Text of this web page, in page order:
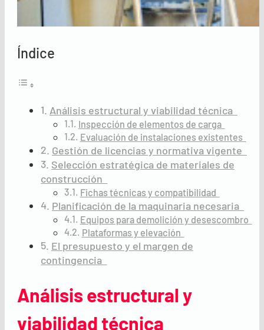
Índice
Análisis estructural y viabilidad técnica
Inspección de elementos de carga
Evaluación de instalaciones existentes
Gestión de licencias y normativa vigente
Selección estratégica de materiales de
construcción
Fichas técnicas y compatibilidad
Planificación de la maquinaria necesaria
Equipos para demolición y desescombro
Plataformas y elevación
El presupuesto y el margen de
contingencia
Análisis estructural y
viabilidad técnica